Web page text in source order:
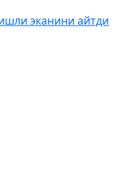
эканини айтди